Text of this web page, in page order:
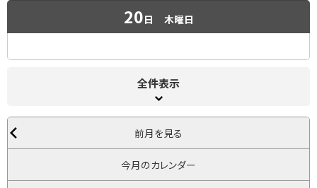
20日 木曜日
全件表示
前月を見る
今月のカレンダー